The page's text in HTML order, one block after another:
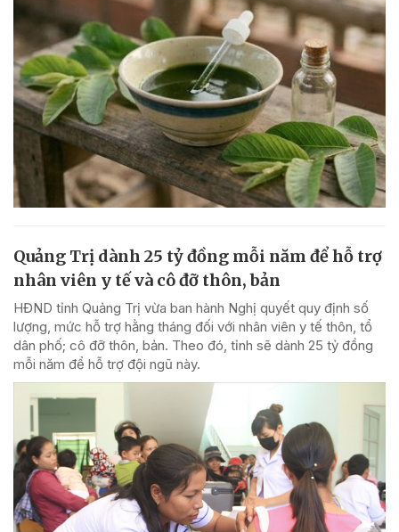
Quảng Trị dành 25 tỷ đồng mỗi năm để hỗ trợ
nhân viên y tế và cô đỡ thôn, bản
HĐND tỉnh Quảng Trị vừa ban hành Nghị quyết quy định số
lượng, mức hỗ trợ hằng tháng đối với nhân viên y tế thôn, tổ
dân phố; cô đỡ thôn, bản. Theo đó, tỉnh sẽ dành 25 tỷ đồng
mỗi năm để hỗ trợ đội ngũ này.